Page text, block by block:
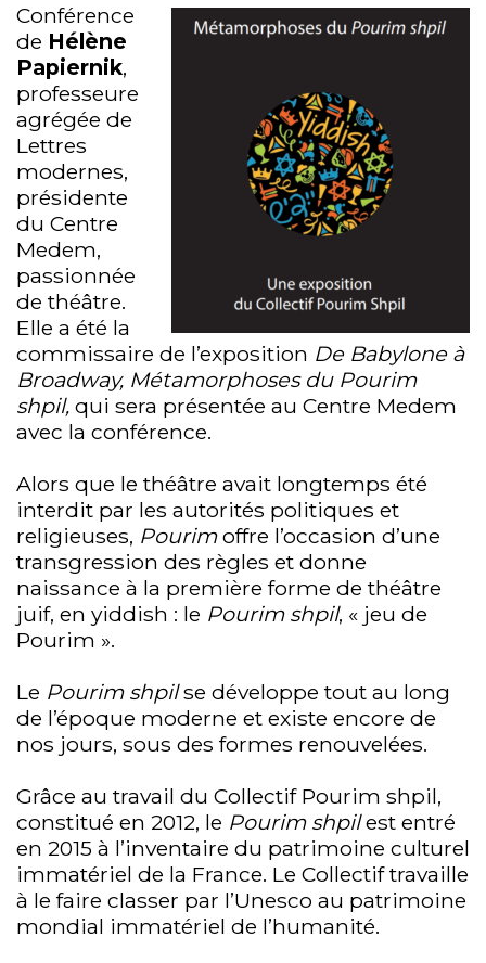
Conférence
de Hélène
Papiernik,
professeure
agrégée de
Lettres
modernes,
présidente
du Centre
Medem,
passionnée
de théâtre.
Elle a été la
commissaire de l’exposition De Babylone à
Broadway, Métamorphoses du Pourim
shpil, qui sera présentée au Centre Medem
avec la conférence.
Alors que le théâtre avait longtemps été
interdit par les autorités politiques et
religieuses, Pourimoffre l’occasion d’une
transgression des règles et donne
naissance à la première forme de théâtre
juif, en yiddish : le Pourim shpil, « jeu de
Pourim ».
Le Pourim shpilse développe tout au long
de l’époque moderne et existe encore de
nos jours, sous des formes renouvelées.
Grâce au travail du Collectif Pourim shpil,
constitué en 2012, le Pourim shpilest entré
en 2015 à l’inventaire du patrimoine culturel
immatériel de la France. Le Collectif travaille
à le faire classer par l’Unesco au patrimoine
mondial immatériel de l’humanité.